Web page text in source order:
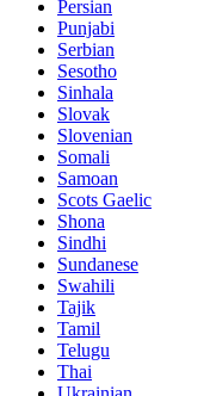
Persian
Punjabi
Serbian
Sesotho
Sinhala
Slovak
Slovenian
Somali
Samoan
Scots Gaelic
Shona
Sindhi
Sundanese
Swahili
Tajik
Tamil
Telugu
Thai